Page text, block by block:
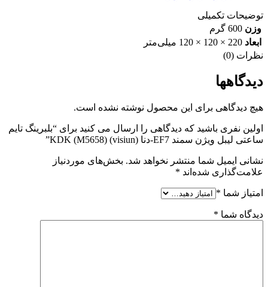
عدد
توضیحات تکمیلی
وزن 600 گرم
ابعاد 220 × 120 × 120 میلی‌متر
نظرات (0)
دیدگاهها
هیچ دیدگاهی برای این محصول نوشته نشده است.
اولین نفری باشید که دیدگاهی را ارسال می کنید برای “بلبرینگ تایم
ساعتی لیبل ویژن سمند EF7-دنا KDK (M5658) (visiun)”
نشانی ایمیل شما منتشر نخواهد شد. بخش‌های موردنیاز
علامت‌گذاری شده‌اند *
امتیاز شما *
دیدگاه شما *